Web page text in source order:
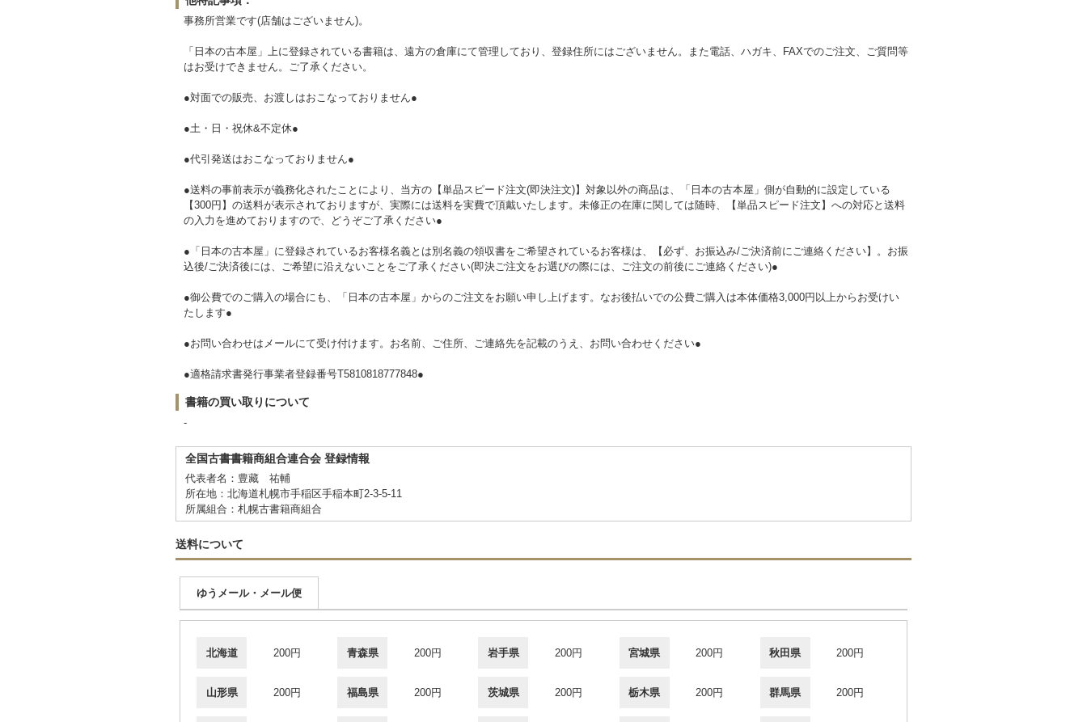
事務所営業です(店舗はございません)。
「日本の古本屋」上に登録されている書籍は、遠方の倉庫にて管理しており、登録住所にはございません。また電話、ハガキ、FAXでのご注文、ご質問等
はお受けできません。ご了承ください。
●対面での販売、お渡しはおこなっておりません●
●土・日・祝休&不定休●
●代引発送はおこなっておりません●
●送料の事前表示が義務化されたことにより、当方の【単品スピード注文(即決注文)】対象以外の商品は、「日本の古本屋」側が自動的に設定している
【300円】の送料が表示されておりますが、実際には送料を実費で頂戴いたします。未修正の在庫に関しては随時、【単品スピード注文】への対応と送料
の入力を進めておりますので、どうぞご了承ください●
●「日本の古本屋」に登録されているお客様名義とは別名義の領収書をご希望されているお客様は、【必ず、お振込み/ご決済前にご連絡ください】。お振
込後/ご決済後には、ご希望に沿えないことをご了承ください(即決ご注文をお選びの際には、ご注文の前後にご連絡ください)●
●御公費でのご購入の場合にも、「日本の古本屋」からのご注文をお願い申し上げます。なお後払いでの公費ご購入は本体価格3,000円以上からお受けい
たします●
●お問い合わせはメールにて受け付けます。お名前、ご住所、ご連絡先を記載のうえ、お問い合わせください●
●適格請求書発行事業者登録番号T5810818777848●
書籍の買い取りについて
-
全国古書書籍商組合連合会 登録情報
代表者名：豊藏 祐輔
所在地：北海道札幌市手稲区手稲本町2-3-5-11
所属組合：札幌古書籍商組合
送料について
ゆうメール・メール便
北海道 200円 青森県 200円 岩手県 200円 宮城県 200円 秋田県 200円
山形県 200円 福島県 200円 茨城県 200円 栃木県 200円 群馬県 200円